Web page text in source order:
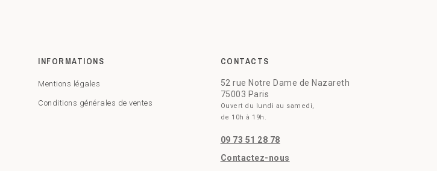
INFORMATIONS
Mentions légales
Conditions générales de ventes
CONTACTS
52 rue Notre Dame de Nazareth
75003 Paris
Ouvert du lundi au samedi,
de 10h à 19h.
09 73 51 28 78
Contactez-nous